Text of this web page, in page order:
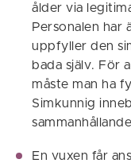
ålder via
Personalen har
uppfyller den
bada själv. För
måste man ha
Simkunnig
En vuxen får